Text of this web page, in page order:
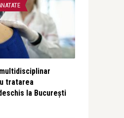
tratarea
la București